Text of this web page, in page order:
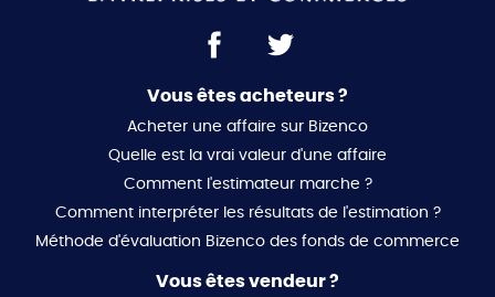
Vous êtes acheteurs ?
Acheter une affaire sur Bizenco
Quelle est la vrai valeur d'une affaire
Comment l'estimateur marche ?
Comment interpréter les résultats de l'estimation ?
Méthode d'évaluation Bizenco des fonds de commerce
Vous êtes vendeur ?